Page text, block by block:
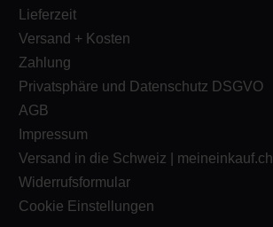
Lieferzeit
Versand + Kosten
Zahlung
Privatsphäre und Datenschutz DSGVO
AGB
Impressum
Versand in die Schweiz | meineinkauf.ch
Widerrufsformular
Cookie Einstellungen